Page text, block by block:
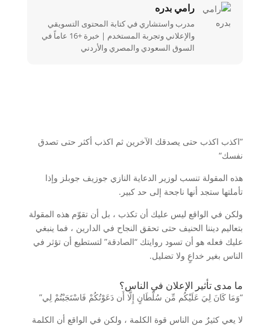
رامي بدره
مدرب واستشاري في كتابة المحتوى التسويقي
والإعلاني وتجربة المستخدم | خبرة +16 عاماً في
السوق السعودي والمصري والأردني
”اكذب اكذب حتى يصدقك الآخرين ثم اكذب أكثر حتى تصدق
نفسك“
هذه المقولة تنسب لوزير الدعاية النازي جوزيف جوبلز وإذا
تأملتها ستجد أنها ناجحة إلى حد كبير.
ولكن في الواقع ليس عليك أن تكذب ، بل أن تقوّم هذه المقولة
بتعاليم ديننا الحنيف حتى تحقق النجاح في الدارين ، فما ينبغي
عليك فعله هو أن تسود روايتك “الصادقة” لتستطيع أن تؤثر في
الناس بغير خداعٍ ولا تضليل.
ما مدى تأثير الإعلان في الناس؟
“وَمَا كَانَ لِيَ عَلَيْكُم مِّن سُلْطَانٍ إِلَّا أَن دَعَوْتُكُمْ فَاسْتَجَبْتُمْ لِي”
لا يعي كثيرٌ من الناس قوة الكلمة ، ولكن في الواقع أن الكلمة